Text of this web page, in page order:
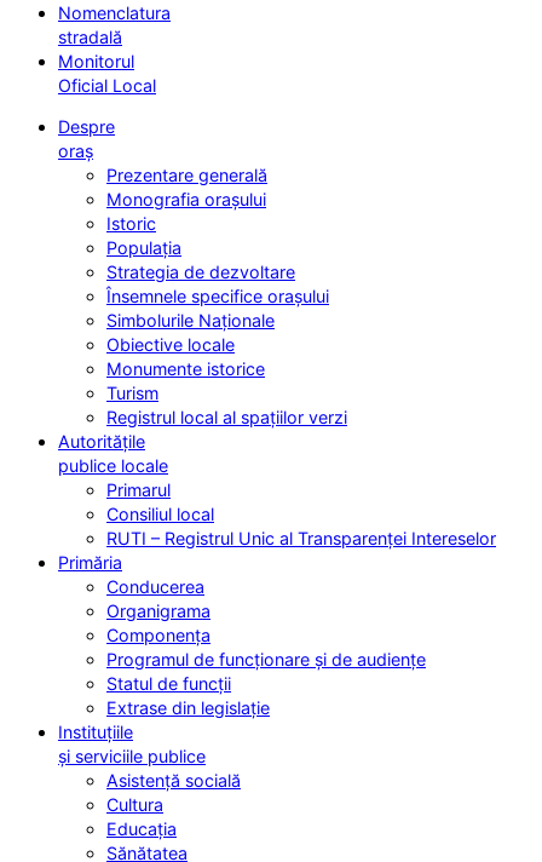
Nomenclatura
stradală
Monitorul
Oficial Local
Despre
oraș
Prezentare generală
Monografia orașului
Istoric
Populația
Strategia de dezvoltare
Însemnele specifice orașului
Simbolurile Naționale
Obiective locale
Monumente istorice
Turism
Registrul local al spațiilor verzi
Autoritățile
publice locale
Primarul
Consiliul local
RUTI – Registrul Unic al Transparenței Intereselor
Primăria
Conducerea
Organigrama
Componența
Programul de funcționare și de audiențe
Statul de funcții
Extrase din legislație
Instituțiile
și serviciile publice
Asistență socială
Cultura
Educația
Sănătatea